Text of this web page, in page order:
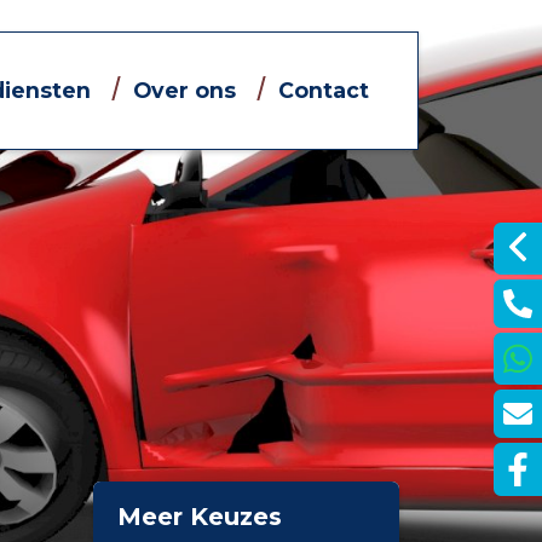
Over ons
Informatieve filmpjes
Dát bedoelen we nou met
ontzorgen
Contact
Meer Keuzes